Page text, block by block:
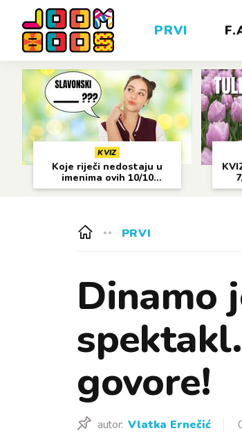
PRVI
KVIZ
Koje riječi nedostaju u
imenima ovih 10/10
gradova?
PRVI
Dinamo
govore!
autor: Vlatka Ernečić